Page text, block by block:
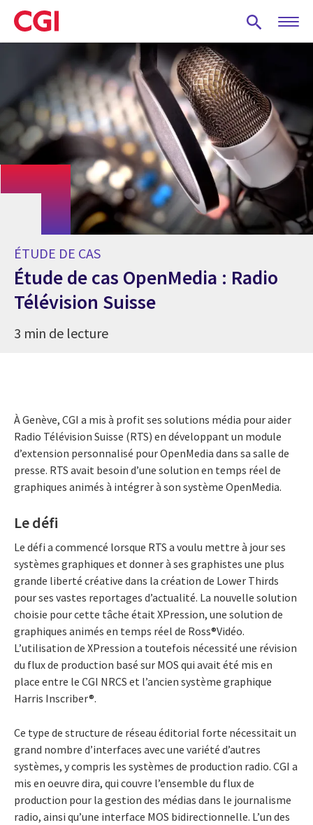
Skip
to
main
ÉTUDE DE CAS
Étude de cas OpenMedia : Radio
Télévision Suisse
3 min de lecture
À Genève, CGI a mis à profit ses solutions média pour aider
Radio Télévision Suisse (RTS) en développant un module
d’extension personnalisé pour OpenMedia dans sa salle de
presse. RTS avait besoin d’une solution en temps réel de
graphiques animés à intégrer à son système OpenMedia.
Le défi
Le défi a commencé lorsque RTS a voulu mettre à jour ses
systèmes graphiques et donner à ses graphistes une plus
grande liberté créative dans la création de Lower Thirds
pour ses vastes reportages d’actualité. La nouvelle solution
choisie pour cette tâche était XPression, une solution de
graphiques animés en temps réel de Ross®Vidéo.
L’utilisation de XPression a toutefois nécessité une révision
du flux de production basé sur MOS qui avait été mis en
place entre le CGI NRCS et l’ancien système graphique
Harris Inscriber®.
Ce type de structure de réseau éditorial forte nécessitait un
grand nombre d’interfaces avec une variété d’autres
systèmes, y compris les systèmes de production radio. CGI a
mis en oeuvre dira, qui couvre l’ensemble du flux de
production pour la gestion des médias dans le journalisme
radio, ainsi qu’une interface MOS bidirectionnelle. L’un des